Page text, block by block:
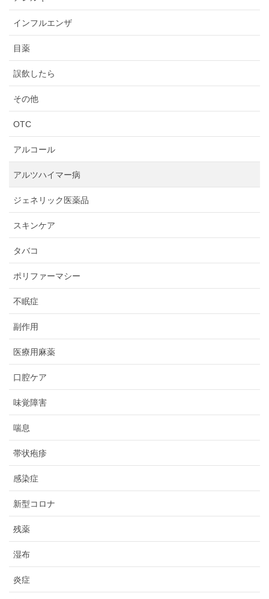
インフルエンザ
目薬
誤飲したら
その他
OTC
アルコール
アルツハイマー病
ジェネリック医薬品
スキンケア
タバコ
ポリファーマシー
不眠症
副作用
医療用麻薬
口腔ケア
味覚障害
喘息
帯状疱疹
感染症
新型コロナ
残薬
湿布
炎症